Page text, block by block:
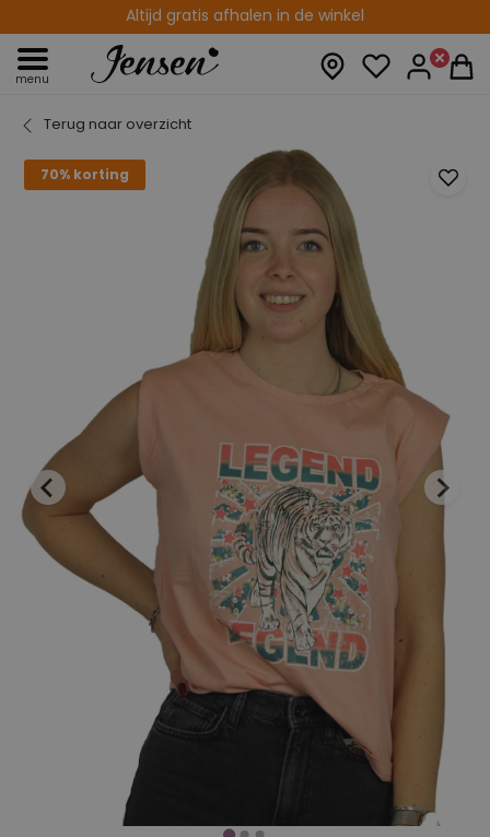
Altijd gratis afhalen in de winkel
menu
Terug naar overzicht
70% korting